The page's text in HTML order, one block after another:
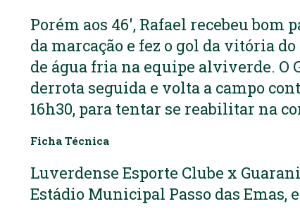
Porém aos 46′, Rafael recebeu
da marcação e fez o gol da vitória
de água fria na equipe alviverde. O
derrota seguida e volta a campo
16h30, para tentar se reabilitar na
Ficha Técnica
Luverdense Esporte Clube x
Estádio Municipal Passo das Emas,